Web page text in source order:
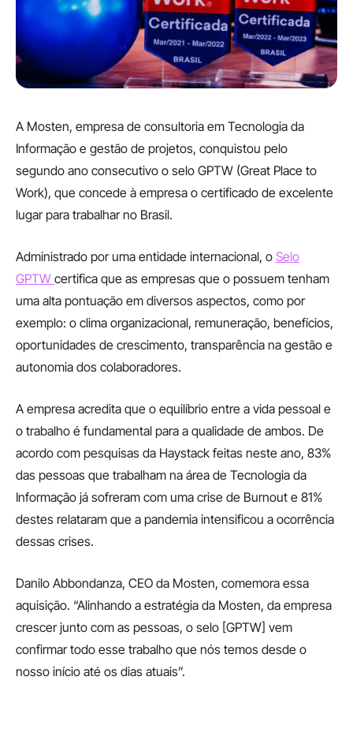
A Mosten, empresa de consultoria em Tecnologia da
Informação e gestão de projetos, conquistou pelo
segundo ano consecutivo o selo GPTW (Great Place to
Work), que concede à empresa o certificado de excelente
lugar para trabalhar no Brasil.
Administrado por uma entidade internacional, o Selo
GPTW certifica que as empresas que o possuem tenham
uma alta pontuação em diversos aspectos, como por
exemplo: o clima organizacional, remuneração, benefícios,
oportunidades de crescimento, transparência na gestão e
autonomia dos colaboradores.
A empresa acredita que o equilíbrio entre a vida pessoal e
o trabalho é fundamental para a qualidade de ambos. De
acordo com pesquisas da Haystack feitas neste ano, 83%
das pessoas que trabalham na área de Tecnologia da
Informação já sofreram com uma crise de Burnout e 81%
destes relataram que a pandemia intensificou a ocorrência
dessas crises.
Danilo Abbondanza, CEO da Mosten, comemora essa
aquisição. “Alinhando a estratégia da Mosten, da empresa
crescer junto com as pessoas, o selo [GPTW] vem
confirmar todo esse trabalho que nós temos desde o
nosso início até os dias atuais”.